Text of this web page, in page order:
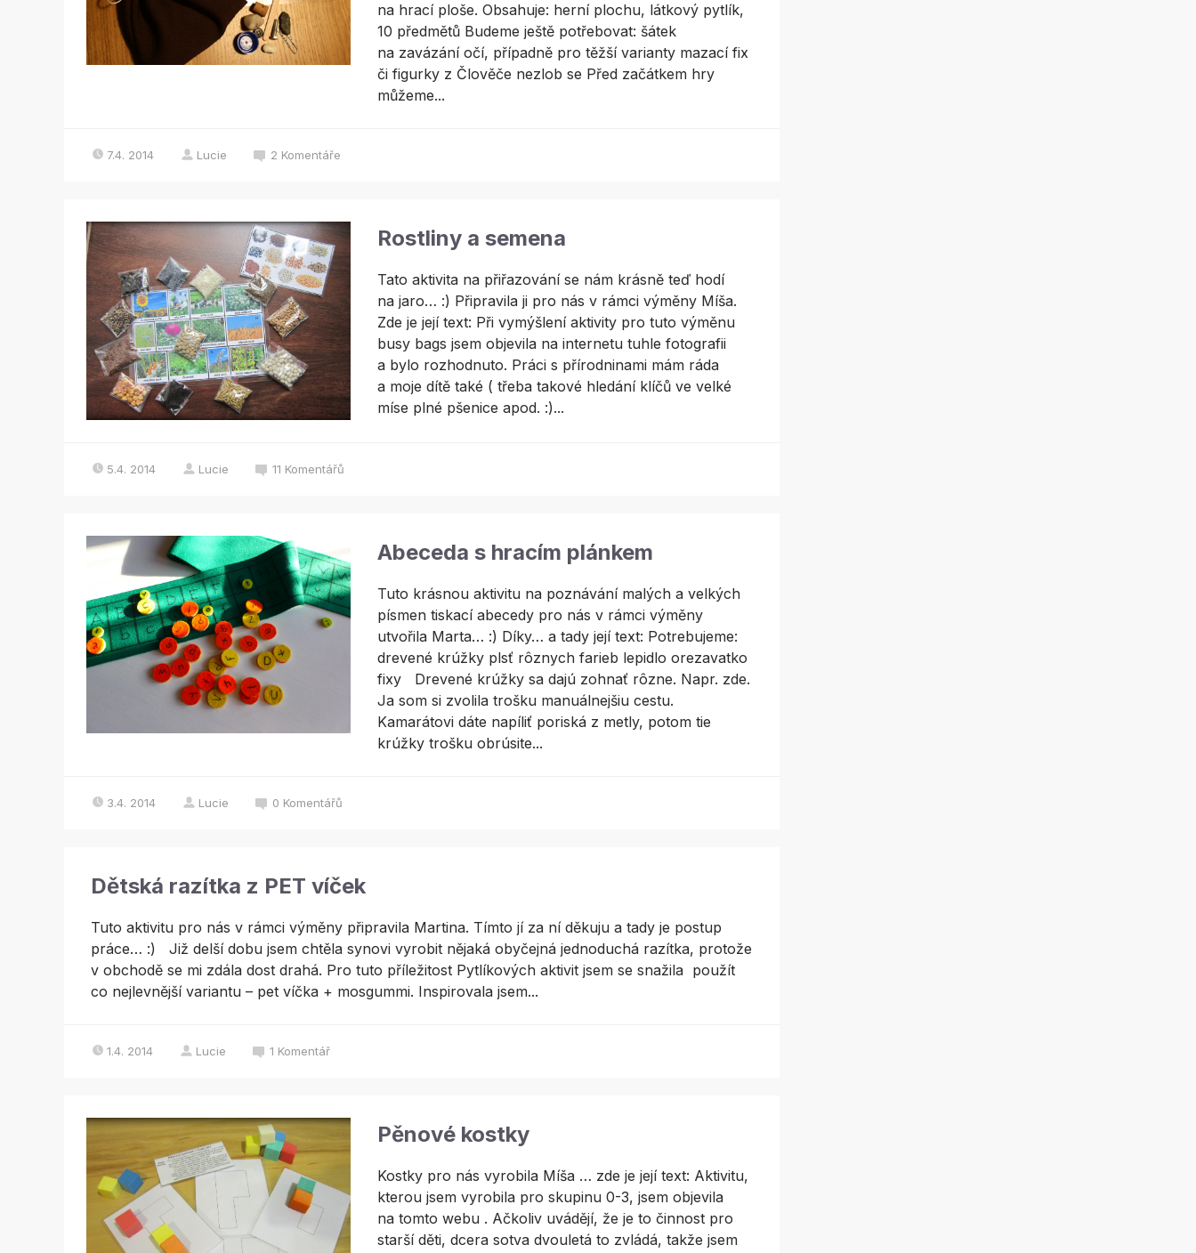
na hrací ploše. Obsahuje: herní plochu, látkový pytlík,
10 předmětů Budeme ještě potřebovat: šátek
na zavázání očí, případně pro těžší varianty mazací fix
či figurky z Člověče nezlob se Před začátkem hry
můžeme...
7.4. 2014 Lucie 2 Komentáře
Rostliny a semena
Tato aktivita na přiřazování se nám krásně teď hodí
na jaro… :) Připravila ji pro nás v rámci výměny Míša.
Zde je její text: Při vymýšlení aktivity pro tuto výměnu
busy bags jsem objevila na internetu tuhle fotografii
a bylo rozhodnuto. Práci s přírodninami mám ráda
a moje dítě také ( třeba takové hledání klíčů ve velké
míse plné pšenice apod. :)...
5.4. 2014 Lucie 11 Komentářů
Abeceda s hracím plánkem
Tuto krásnou aktivitu na poznávání malých a velkých
písmen tiskací abecedy pro nás v rámci výměny
utvořila Marta… :) Díky… a tady její text: Potrebujeme:
drevené krúžky plsť rôznych farieb lepidlo orezavatko
fixy Drevené krúžky sa dajú zohnať rôzne. Napr. zde.
Ja som si zvolila trošku manuálnejšiu cestu.
Kamarátovi dáte napíliť poriská z metly, potom tie
krúžky trošku obrúsite...
3.4. 2014 Lucie 0 Komentářů
Dětská razítka z PET víček
Tuto aktivitu pro nás v rámci výměny připravila Martina. Tímto jí za ní děkuju a tady je postup
práce… :) Již delší dobu jsem chtěla synovi vyrobit nějaká obyčejná jednoduchá razítka, protože
v obchodě se mi zdála dost drahá. Pro tuto příležitost Pytlíkových aktivit jsem se snažila použít
co nejlevnější variantu – pet víčka + mosgummi. Inspirovala jsem...
1.4. 2014 Lucie 1 Komentář
Pěnové kostky
Kostky pro nás vyrobila Míša … zde je její text: Aktivitu,
kterou jsem vyrobila pro skupinu 0-3, jsem objevila
na tomto webu . Ačkoliv uvádějí, že je to činnost pro
starší děti, dcera sotva dvouletá to zvládá, takže jsem